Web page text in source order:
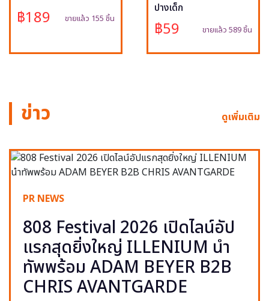
฿189 ขายแล้ว 155 ชิ้น
ปางเด็ก
฿59 ขายแล้ว 589 ชิ้น
ข่าว ดูเพิ่มเติม
PR NEWS
808 Festival 2026 เปิดไลน์อัป
แรกสุดยิ่งใหญ่ ILLENIUM นำ
ทัพพร้อม ADAM BEYER B2B
CHRIS AVANTGARDE